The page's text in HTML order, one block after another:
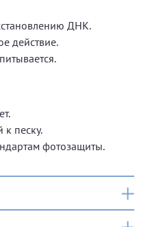
ДНК.
действие.
к песку.
фотозащиты.